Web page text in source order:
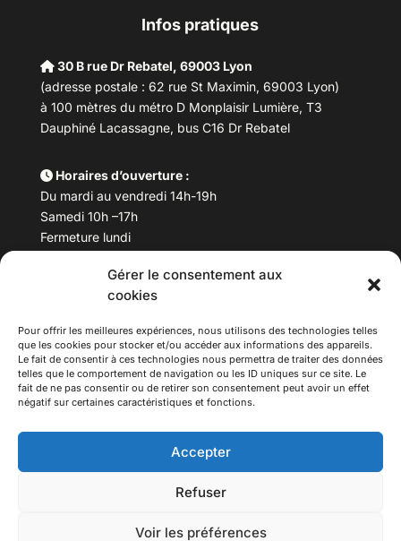
Gérer le consentement aux
cookies
Pour offrir les meilleures expériences, nous utilisons des technologies telles
que les cookies pour stocker et/ou accéder aux informations des appareils.
Le fait de consentir à ces technologies nous permettra de traiter des données
telles que le comportement de navigation ou les ID uniques sur ce site. Le
fait de ne pas consentir ou de retirer son consentement peut avoir un effet
négatif sur certaines caractéristiques et fonctions.
Accepter
Refuser
Voir les préférences
Infos pratiques
30 B rue Dr Rebatel, 69003 Lyon
(adresse postale : 62 rue St Maximin, 69003 Lyon)
à 100 mètres du métro D Monplaisir Lumière, T3
Dauphiné Lacassagne, bus C16 Dr Rebatel
Horaires d’ouverture :
Du mardi au vendredi 14h-19h
Samedi 10h –17h
Fermeture lundi
Téléphone : 04 78 53 06 40
maisondesculturesasiatiques@asiexpo.com